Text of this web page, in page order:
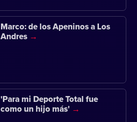
Marco: de los Apeninos a Los
Andres
'Para mi Deporte Total fue
como un hijo más'